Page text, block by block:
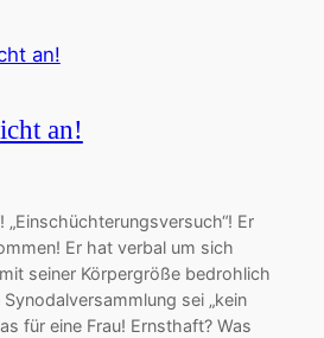
an!
„Einschüchterungsversuch“! Er
Er hat verbal um sich
seiner Körpergröße bedrohlich
sei „kein
für eine Frau! Ernsthaft? Was